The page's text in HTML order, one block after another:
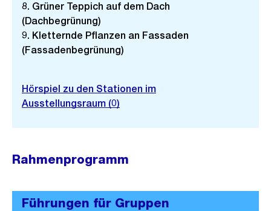
h
8. Grüner Teppich auf dem Dach
(Dachbegrünung)
9. Kletternde Pflanzen an Fassaden
(Fassadenbegrünung)
Hörspiel zu den Stationen im
Ausstellungsraum (0)
Rahmenprogramm
Führungen für Gruppen